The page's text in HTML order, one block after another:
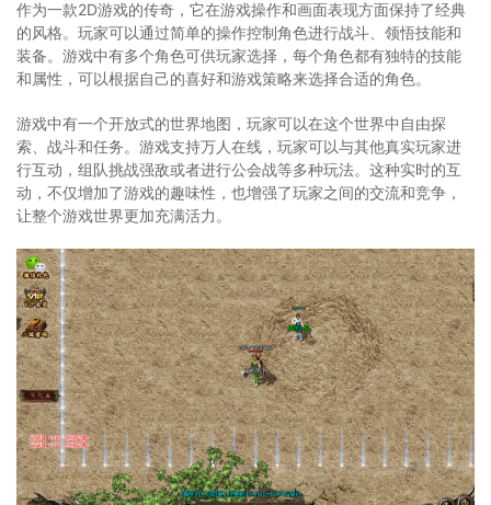
作为一款2D游戏的传奇，它在游戏操作和画面表现方面保持了经典
的风格。玩家可以通过简单的操作控制角色进行战斗、领悟技能和
装备。游戏中有多个角色可供玩家选择，每个角色都有独特的技能
和属性，可以根据自己的喜好和游戏策略来选择合适的角色。
游戏中有一个开放式的世界地图，玩家可以在这个世界中自由探
索、战斗和任务。游戏支持万人在线，玩家可以与其他真实玩家进
行互动，组队挑战强敌或者进行公会战等多种玩法。这种实时的互
动，不仅增加了游戏的趣味性，也增强了玩家之间的交流和竞争，
让整个游戏世界更加充满活力。